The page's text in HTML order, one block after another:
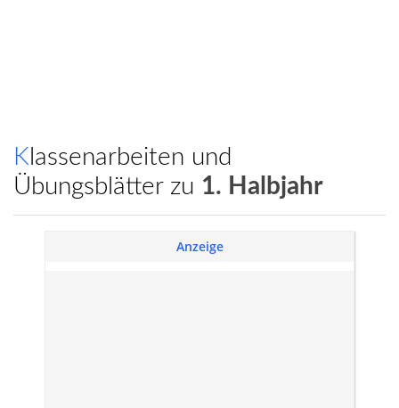
Klassenarbeiten und
Übungsblätter zu 1. Halbjahr
Anzeige